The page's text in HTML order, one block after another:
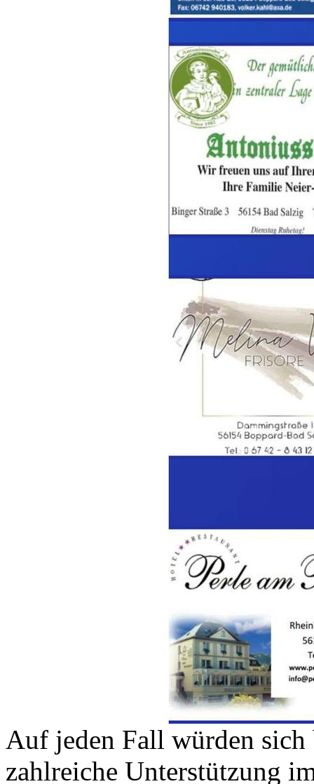
Auf jeden Fall würden sich
zahlreiche Unterstützung